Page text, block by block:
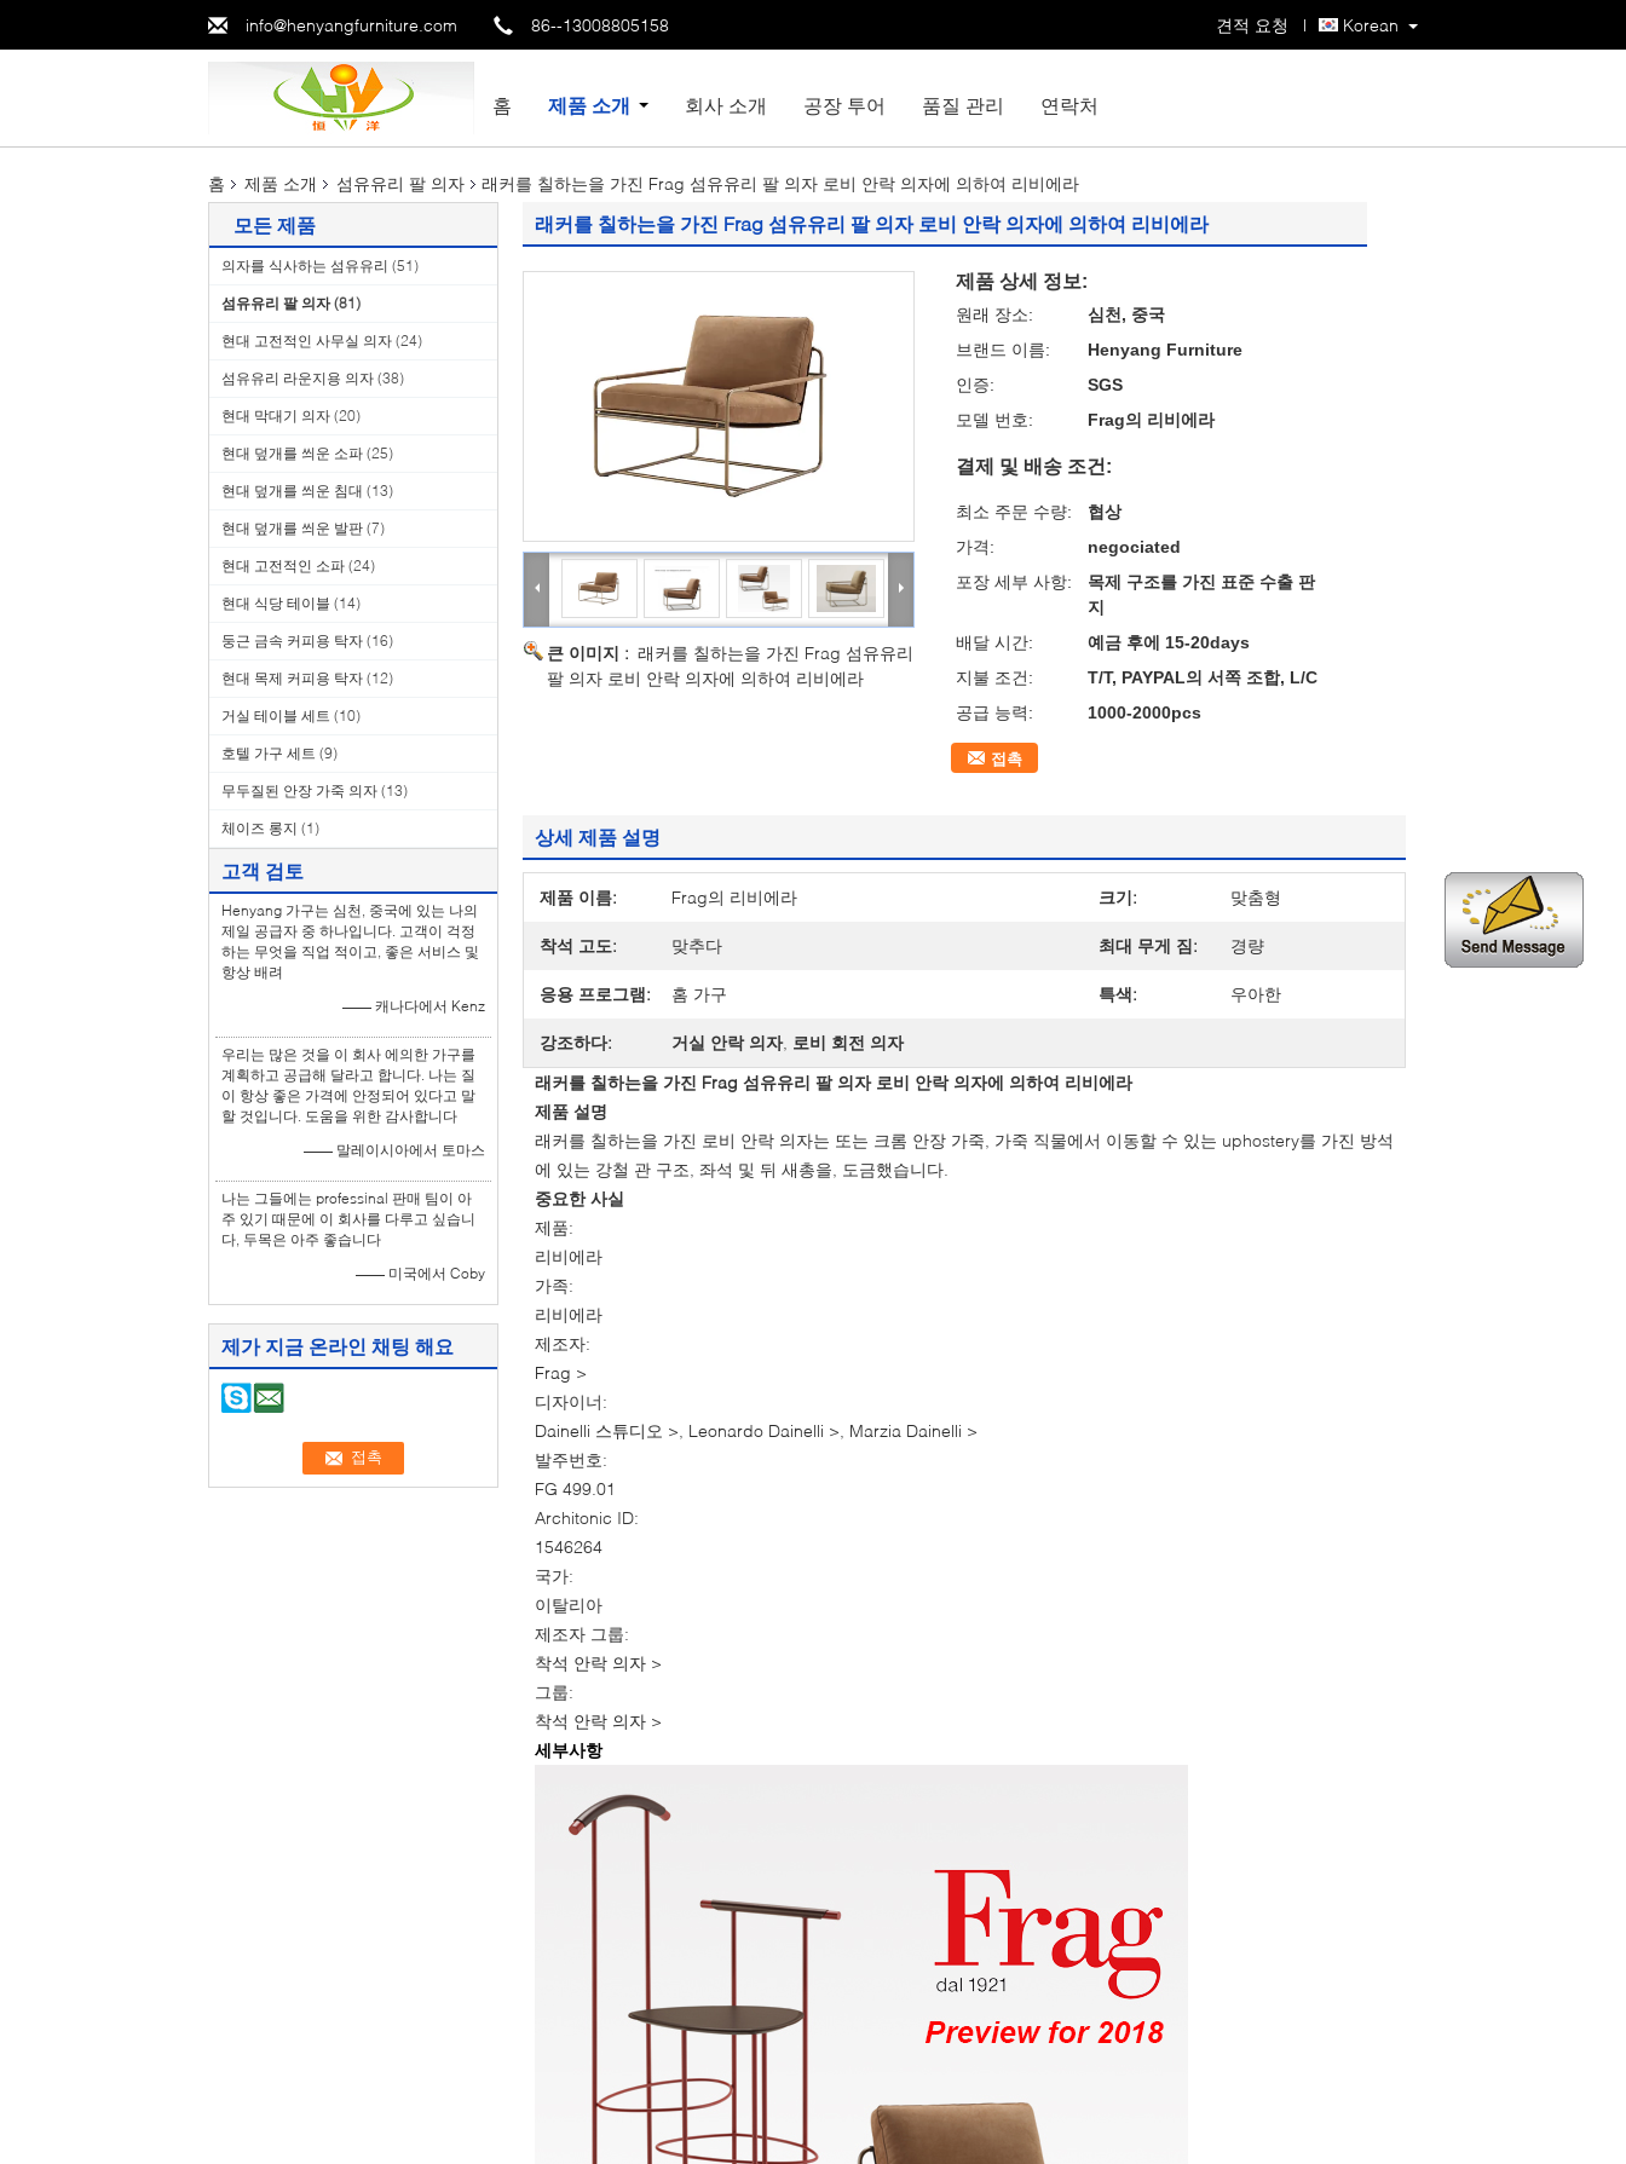
info@henyangfurniture.com 86--13008805158 Korean
견적 요청 |
홈 제품 소개 회사 소개 공장 투어 품질 관리 연락처
홈 제품 소개 섬유유리 팔 의자 래커를 칠하는을 가진 Frag 섬유유리 팔 의자 로비 안락 의자에 의하여 리비에라
모든 제품
의자를 식사하는 섬유유리 (51)
섬유유리 팔 의자 (81)
현대 고전적인 사무실 의자 (24)
섬유유리 라운지용 의자 (38)
현대 막대기 의자 (20)
현대 덮개를 씌운 소파 (25)
현대 덮개를 씌운 침대 (13)
현대 덮개를 씌운 발판 (7)
현대 고전적인 소파 (24)
현대 식당 테이블 (14)
둥근 금속 커피용 탁자 (16)
현대 목제 커피용 탁자 (12)
거실 테이블 세트 (10)
호텔 가구 세트 (9)
무두질된 안장 가죽 의자 (13)
체이즈 롱지 (1)
고객 검토
Henyang 가구는 심천, 중국에 있는 나의
제일 공급자 중 하나입니다. 고객이 걱정
하는 무엇을 직업 적이고, 좋은 서비스 및
항상 배려
—— 캐나다에서 Kenz
우리는 많은 것을 이 회사 에의한 가구를
계획하고 공급해 달라고 합니다. 나는 질
이 항상 좋은 가격에 안정되어 있다고 말
할 것입니다. 도움을 위한 감사합니다
—— 말레이시아에서 토마스
나는 그들에는 professinal 판매 팀이 아
주 있기 때문에 이 회사를 다루고 싶습니
다, 두목은 아주 좋습니다
—— 미국에서 Coby
제가 지금 온라인 채팅 해요
래커를 칠하는을 가진 Frag 섬유유리 팔 의자 로비 안락 의자에 의하여 리비에라
큰 이미지 : 래커를 칠하는을 가진 Frag 섬유유리
팔 의자 로비 안락 의자에 의하여 리비에라
제품 상세 정보:
원래 장소:
심천, 중국
브랜드 이름:
Henyang Furniture
인증:
SGS
모델 번호:
Frag의 리비에라
결제 및 배송 조건:
최소 주문 수량:
협상
가격:
negociated
포장 세부 사항:
목제 구조를 가진 표준 수출 판
지
배달 시간:
예금 후에 15-20days
지불 조건:
T/T, PAYPAL의 서쪽 조합, L/C
공급 능력:
1000-2000pcs
접촉
상세 제품 설명
제품 이름: Frag의 리비에라 크기: 맞춤형
착석 고도: 맞추다 최대 무게 짐: 경량
응용 프로그램: 홈 가구 특색: 우아한
강조하다: 거실 안락 의자, 로비 회전 의자
래커를 칠하는을 가진 Frag 섬유유리 팔 의자 로비 안락 의자에 의하여 리비에라
제품 설명
래커를 칠하는을 가진 로비 안락 의자는 또는 크롬 안장 가죽, 가죽 직물에서 이동할 수 있는 uphostery를 가진 방석
에 있는 강철 관 구조, 좌석 및 뒤 새총을, 도금했습니다.
중요한 사실
제품:
리비에라
가족:
리비에라
제조자:
Frag >
디자이너:
Dainelli 스튜디오 >, Leonardo Dainelli >, Marzia Dainelli >
발주번호:
FG 499.01
Architonic ID:
1546264
국가:
이탈리아
제조자 그룹:
착석 안락 의자 >
그룹:
착석 안락 의자 >
세부사항